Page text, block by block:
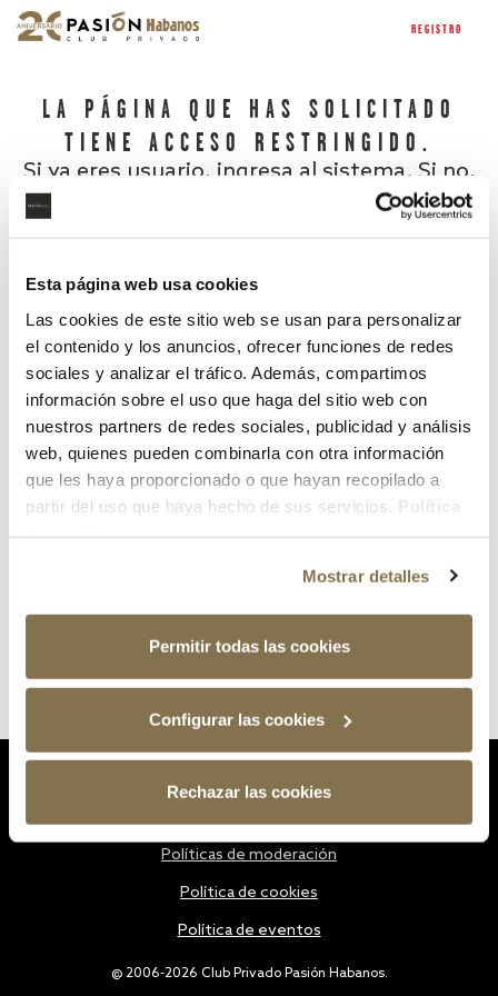
Esta página web usa cookies
Las cookies de este sitio web se usan para personalizar
el contenido y los anuncios, ofrecer funciones de redes
sociales y analizar el tráfico. Además, compartimos
información sobre el uso que haga del sitio web con
nuestros partners de redes sociales, publicidad y análisis
web, quienes pueden combinarla con otra información
que les haya proporcionado o que hayan recopilado a
partir del uso que haya hecho de sus servicios. Política
Mostrar detalles
Permitir todas las cookies
Configurar las cookies
Rechazar las cookies
REGISTRO
LA PÁGINA QUE HAS SOLICITADO
TIENE ACCESO RESTRINGIDO.
Si ya eres usuario, ingresa al sistema. Si no,
¿Has olvidado tu contraseña?
@ 2006-2026 Club Privado Pasión Habanos.
Políticas de moderación
Política de cookies
Política de eventos